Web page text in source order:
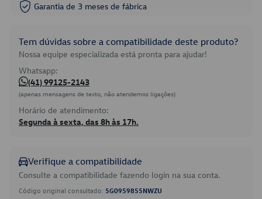
Garantia de 3 meses de fábrica
Tem dúvidas sobre a compatibilidade deste produto?
Nossa equipe especializada está pronta para ajudar!
Whatsapp:
(41) 99125-2143
(apenas mensagens de texto, não atendemos ligações)
Horário de atendimento:
Segunda à sexta, das 8h às 17h.
Verifique a compatibilidade
Consulte a compatibilidade fazendo login na sua conta.
Código original consultado: 5G0959855NWZU